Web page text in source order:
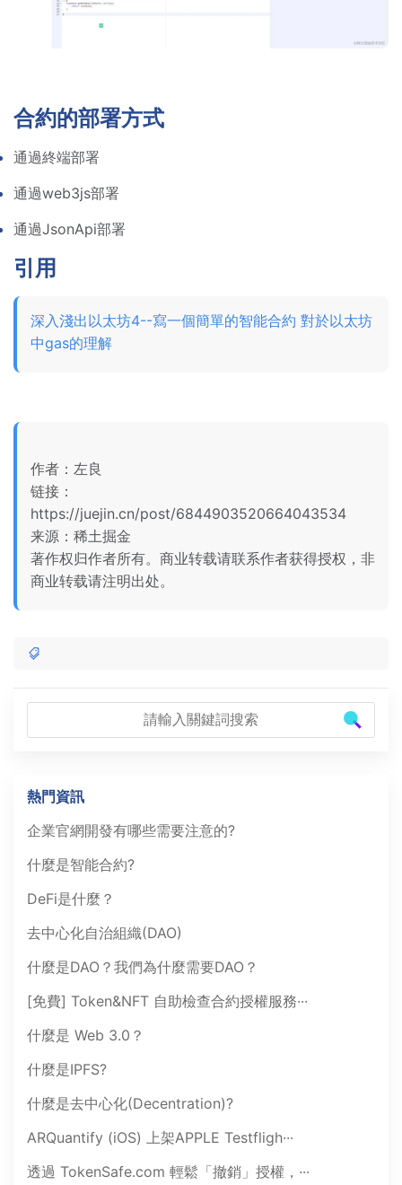
合約的部署方式
通過終端部署
通過web3js部署
通過JsonApi部署
引用
深入淺出以太坊4--寫一個簡單的智能合約 對於以太坊
中gas的理解
作者：左良
链接：
https://juejin.cn/post/6844903520664043534
来源：稀土掘金
著作权归作者所有。商业转载请联系作者获得授权，非
商业转载请注明出处。
熱門資訊
企業官網開發有哪些需要注意的?
什麼是智能合約?
DeFi是什麼？
去中心化自治組織(DAO)
什麼是DAO？我們為什麼需要DAO？
[免費] Token&NFT 自助檢查合約授權服務···
什麼是 Web 3.0？
什麼是IPFS?
什麼是去中心化(Decentration)?
ARQuantify (iOS) 上架APPLE Testfligh···
透過 TokenSafe.com 輕鬆「撤銷」授權，···